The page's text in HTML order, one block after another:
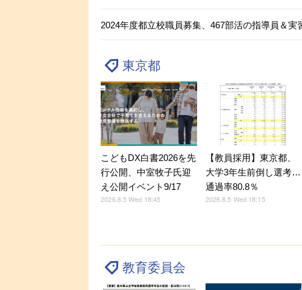
2024年度都立校職員募集、467部活の指導員＆実
東京都
こどもDX白書2026を先
行公開、中室牧子氏迎
え公開イベント9/17
2026.8.5 Wed 18:45
【教員採用】東京都、
大学3年生前倒し選考…
通過率80.8％
2026.8.5 Wed 18:15
教育委員会